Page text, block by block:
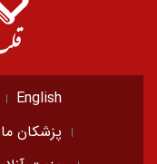
English
پزشکان ما